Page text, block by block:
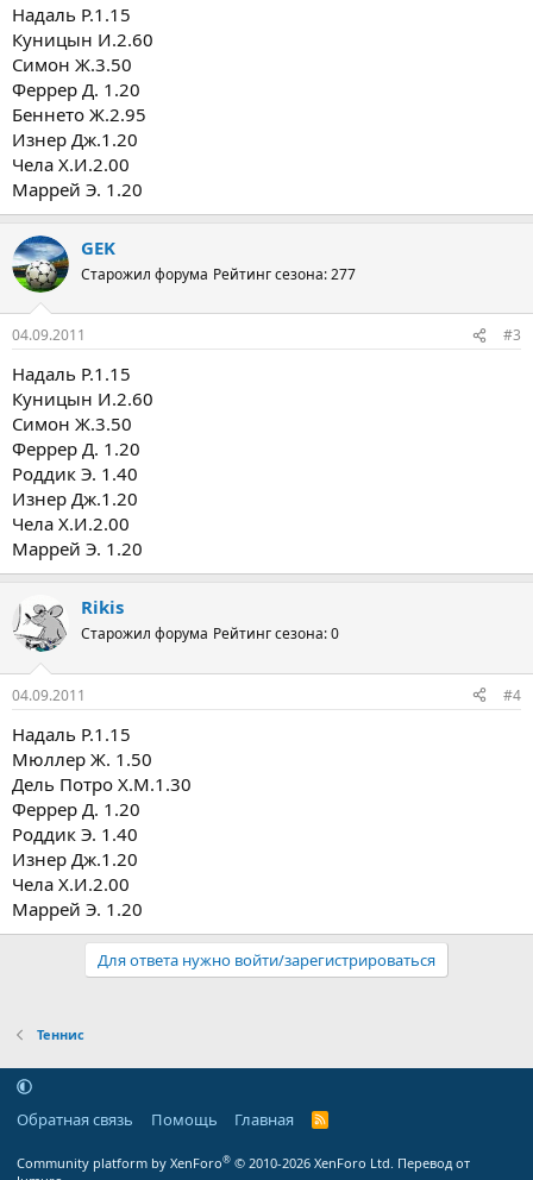
Надаль Р.1.15
Куницын И.2.60
Симон Ж.3.50
Феррер Д. 1.20
Беннето Ж.2.95
Изнер Дж.1.20
Чела Х.И.2.00
Маррей Э. 1.20
GEK
Старожил форума Рейтинг сезона: 277
04.09.2011 #3
Надаль Р.1.15
Куницын И.2.60
Симон Ж.3.50
Феррер Д. 1.20
Роддик Э. 1.40
Изнер Дж.1.20
Чела Х.И.2.00
Маррей Э. 1.20
Rikis
Старожил форума Рейтинг сезона: 0
04.09.2011 #4
Надаль Р.1.15
Мюллер Ж. 1.50
Дель Потро Х.М.1.30
Феррер Д. 1.20
Роддик Э. 1.40
Изнер Дж.1.20
Чела Х.И.2.00
Маррей Э. 1.20
Для ответа нужно войти/зарегистрироваться
Теннис
Обратная связь Помощь Главная
R
Community platform by XenForo® © 2010-2026 XenForo Ltd. Перевод от